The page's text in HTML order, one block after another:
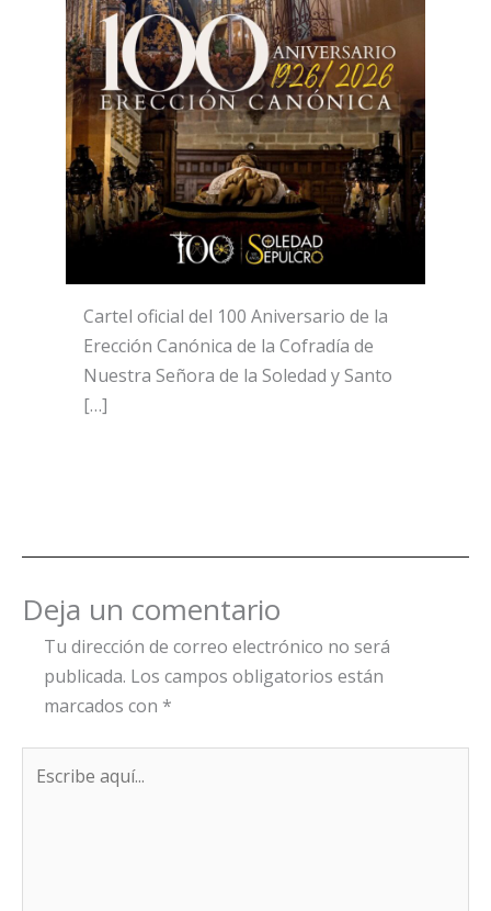
Cartel oficial del 100 Aniversario de la
Erección Canónica de la Cofradía de
Nuestra Señora de la Soledad y Santo
[…]
Deja un comentario
Tu dirección de correo electrónico no será
publicada. Los campos obligatorios están
marcados con *
aquí...